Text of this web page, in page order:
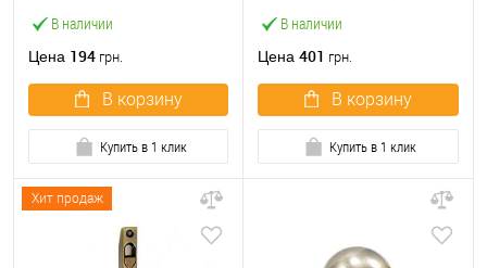
В наличии
Цена 194 грн.
В корзину
Купить в 1 клик
В наличии
Цена 401 грн.
В корзину
Купить в 1 клик
Хит продаж